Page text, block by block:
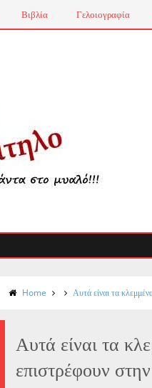
Βιβλία Γελοιογραφία
Home Αυτά είναι τα
Αυτά είναι τα
επιστρέφουν